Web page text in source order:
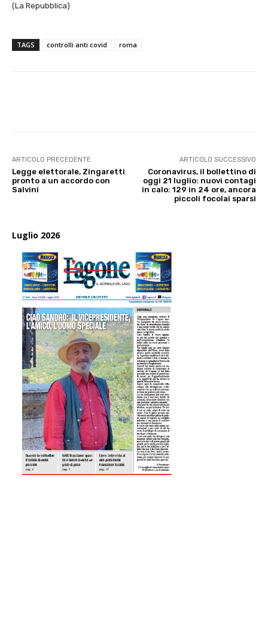
(La Repubblica)
TAGS controlli anti covid roma
ARTICOLO PRECEDENTE
Legge elettorale, Zingaretti
pronto a un accordo con
Salvini
ARTICOLO SUCCESSIVO
Coronavirus, il bollettino di
oggi 21 luglio: nuovi contagi
in calo: 129 in 24 ore, ancora
piccoli focolai sparsi
Luglio 2026